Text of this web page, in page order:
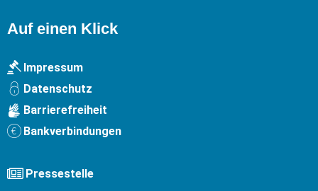
Auf einen Klick
Impressum
Datenschutz
Barrierefreiheit
Bankverbindungen
Pressestelle